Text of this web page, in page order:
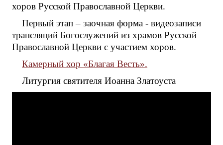
хоров Русской Православной Церкви.
Первый этап – заочная форма - видеозаписи
трансляций Богослужений из храмов Русской
Православной Церкви с участием хоров.
Камерный хор «Благая Весть».
Литургия святителя Иоанна Златоуста